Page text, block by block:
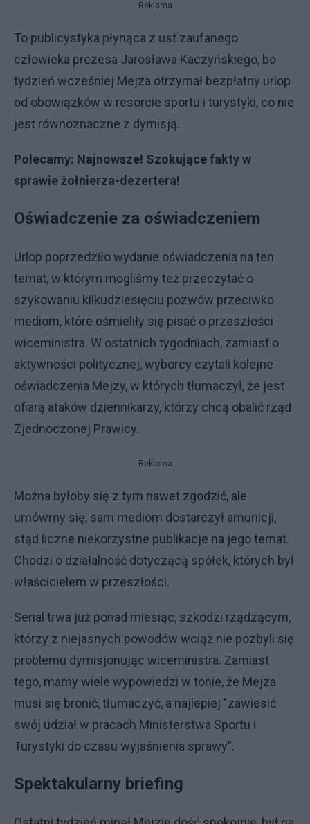
Reklama
To publicystyka płynąca z ust zaufanego
człowieka prezesa Jarosława Kaczyńskiego, bo
tydzień wcześniej Mejza otrzymał bezpłatny urlop
od obowiązków w resorcie sportu i turystyki, co nie
jest równoznaczne z dymisją.
Polecamy: Najnowsze! Szokujące fakty w
sprawie żołnierza-dezertera!
Oświadczenie za oświadczeniem
Urlop poprzedziło wydanie oświadczenia na ten
temat, w którym mogliśmy też przeczytać o
szykowaniu kilkudziesięciu pozwów przeciwko
mediom, które ośmieliły się pisać o przeszłości
wiceministra. W ostatnich tygodniach, zamiast o
aktywności politycznej, wyborcy czytali kolejne
oświadczenia Mejzy, w których tłumaczył, że jest
ofiarą ataków dziennikarzy, którzy chcą obalić rząd
Zjednoczonej Prawicy.
Reklama
Można byłoby się z tym nawet zgodzić, ale
umówmy się, sam mediom dostarczył amunicji,
stąd liczne niekorzystne publikacje na jego temat.
Chodzi o działalność dotyczącą spółek, których był
właścicielem w przeszłości.
Serial trwa już ponad miesiąc, szkodzi rządzącym,
którzy z niejasnych powodów wciąż nie pozbyli się
problemu dymisjonując wiceministra. Zamiast
tego, mamy wiele wypowiedzi w tonie, że Mejza
musi się bronić, tłumaczyć, a najlepiej "zawiesić
swój udział w pracach Ministerstwa Sportu i
Turystyki do czasu wyjaśnienia sprawy".
Spektakularny briefing